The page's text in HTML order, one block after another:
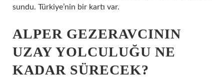
sundu. Türkiye’nin bir kartı var.
ALPER GEZERAVCININ
UZAY YOLCULUĞU NE
KADAR SÜRECEK?